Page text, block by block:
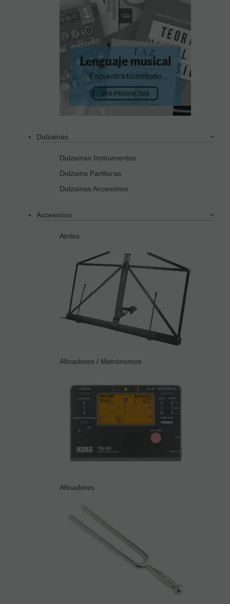
Dulzainas
Dulzainas Instrumentos
Dulzaina Partituras
Dulzainas Accesorios
Accesorios
Atriles
Afinadores / Metrónomos
Afinadores